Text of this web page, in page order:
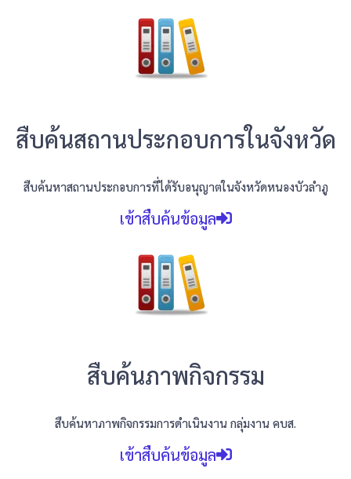
สืบค้นสถานประกอบการในจังหวัด
สืบค้นหาสถานประกอบการที่ได้รับอนุญาตในจังหวัดหนองบัวลำภู
เข้าสืบค้นข้อมูล
สืบค้นภาพกิจกรรม
สืบค้นหาภาพกิจกรรมการดำเนินงาน กลุ่มงาน คบส.
เข้าสืบค้นข้อมูล